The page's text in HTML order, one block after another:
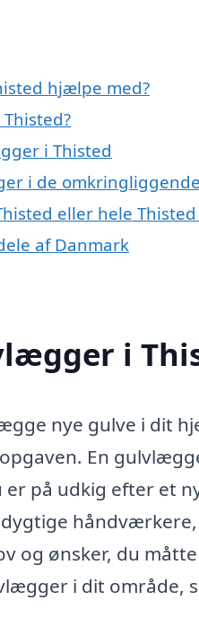
hjælpe med?
i Thisted
i de
eller hele
af Danmark
i
nye gulve i dit
En
er på udkig efter et
og ønsker, du
i dit område,